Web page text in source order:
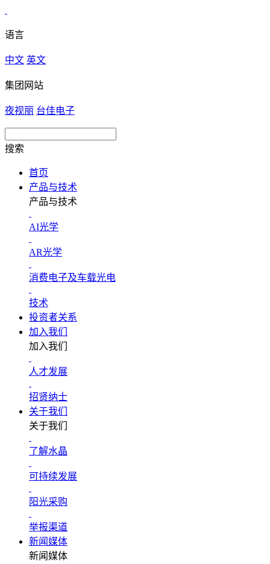
语言
中文 英文
集团网站
夜视丽 台佳电子
搜索
首页
产品与技术
产品与技术
AI光学
AR光学
消费电子及车载光电
技术
投资者关系
加入我们
加入我们
人才发展
招贤纳士
关于我们
关于我们
了解水晶
可持续发展
阳光采购
举报渠道
新闻媒体
新闻媒体